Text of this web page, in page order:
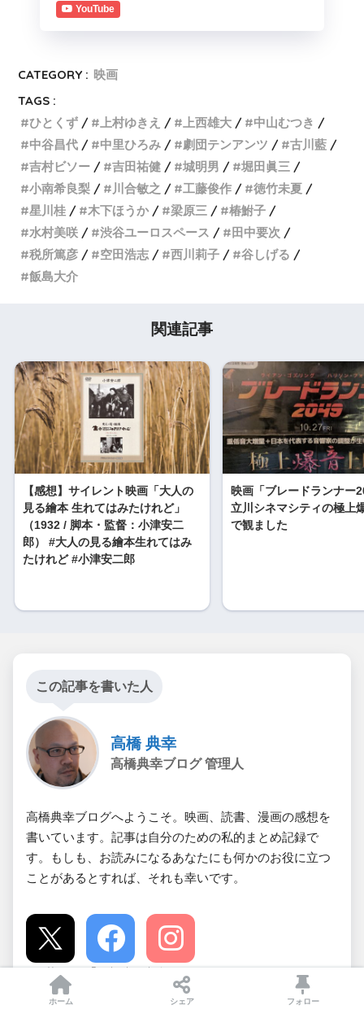
YouTube
CATEGORY : 映画
TAGS :
ひとくず
上村ゆきえ 上西雄大
中山むつき
中谷昌代
中里ひろみ 劇団テンアンツ
古川藍
吉村ビソー
吉田祐健 城明男
堀田眞三
小南希良梨
川合敏之 工藤俊作
徳竹未夏
星川桂
木下ほうか 梁原三
椿鮒子
水村美咲
渋谷ユーロスペース
田中要次
税所篤彦
空田浩志 西川莉子
谷しげる
飯島大介
関連記事
【感想】サイレント映画「大人の
見る繪本 生れてはみたけれど」
（1932 / 脚本・監督：小津安二
郎） #大人の見る繪本生れてはみ
たけれど #小津安二郎
映画「ブレードランナー
立川シネマシティの極上
で観ました
この記事を書いた人
高橋 典幸
高橋典幸ブログ 管理人
高橋典幸ブログへようこそ。映画、読書、漫画の感想を
書いています。記事は自分のための私的まとめ記録で
す。もしも、お読みになるあなたにも何かのお役に立つ
ことがあるとすれば、それも幸いです。
X Facebook Instagram
ホーム シェア フォロー